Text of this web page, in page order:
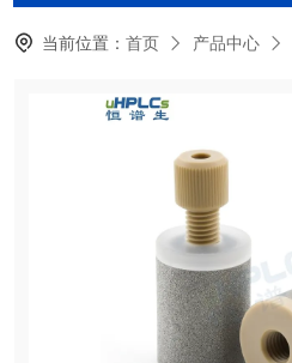
当前位置：首页 产品中心